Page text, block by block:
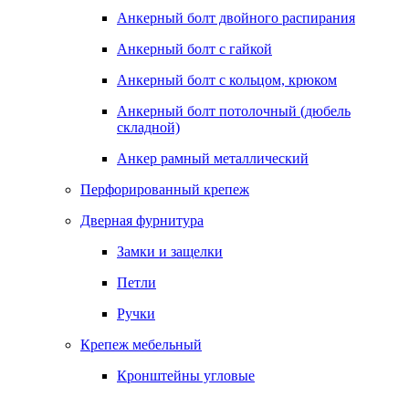
Анкерный болт двойного распирания
Анкерный болт с гайкой
Анкерный болт с кольцом, крюком
Анкерный болт потолочный (дюбель
складной)
Анкер рамный металлический
Перфорированный крепеж
Дверная фурнитура
Замки и защелки
Петли
Ручки
Крепеж мебельный
Кронштейны угловые